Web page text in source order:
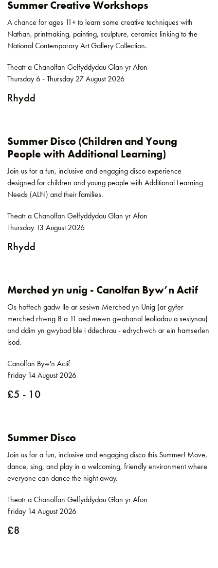
Summer Creative Workshops
A chance for ages 11+ to learn some creative techniques with
Nathan, printmaking, painting, sculpture, ceramics linking to the
National Contemporary Art Gallery Collection.
Theatr a Chanolfan Gelfyddydau Glan yr Afon
Thursday 6 - Thursday 27 August 2026
Rhydd
Summer Disco (Children and Young
People with Additional Learning)
Join us for a fun, inclusive and engaging disco experience
designed for children and young people with Additional Learning
Needs (ALN) and their families.
Theatr a Chanolfan Gelfyddydau Glan yr Afon
Thursday 13 August 2026
Rhydd
Merched yn unig - Canolfan Byw’n Actif
Os hoffech gadw lle ar sesiwn Merched yn Unig (ar gyfer
merched rhwng 8 a 11 oed mewn gwahanol leoliadau a sesiynau)
ond ddim yn gwybod ble i ddechrau - edrychwch ar ein hamserlen
isod.
Canolfan Byw'n Actif
Friday 14 August 2026
£5 - 10
Summer Disco
Join us for a fun, inclusive and engaging disco this Summer! Move,
dance, sing, and play in a welcoming, friendly environment where
everyone can dance the night away.
Theatr a Chanolfan Gelfyddydau Glan yr Afon
Friday 14 August 2026
£8